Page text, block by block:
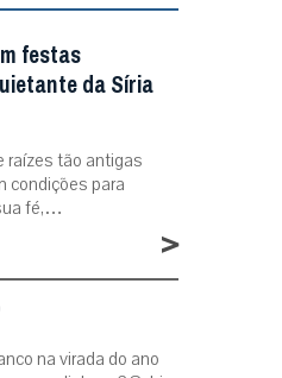
festas
da Síria
raízes tão antigas
condições para
fé,…
>
na virada do ano